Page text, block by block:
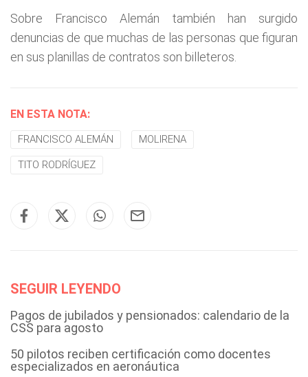
Sobre Francisco Alemán también han surgido
denuncias de que muchas de las personas que figuran
en sus planillas de contratos son billeteros.
EN ESTA NOTA:
FRANCISCO ALEMÁN MOLIRENA
TITO RODRÍGUEZ
SEGUIR LEYENDO
Pagos de jubilados y pensionados: calendario de la
CSS para agosto
50 pilotos reciben certificación como docentes
especializados en aeronáutica